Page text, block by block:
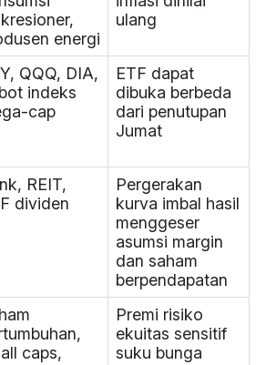
energi
ulang
QQQ, DIA,
indeks
cap
ETF dapat
dibuka berbeda
dari penutupan
Jumat
REIT,
dividen
Pergerakan
kurva imbal hasil
menggeser
asumsi margin
dan saham
berpendapatan
caps,
Premi risiko
ekuitas sensitif
suku bunga